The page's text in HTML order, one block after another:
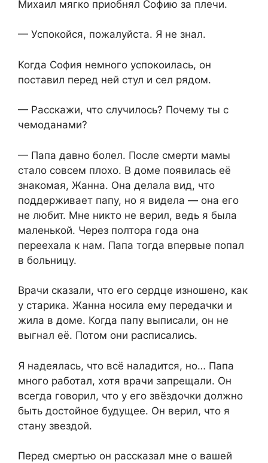
Михаил мягко приобнял Софию за плечи.
— Успокойся, пожалуйста. Я не знал.
Когда София немного успокоилась, он
поставил перед ней стул и сел рядом.
— Расскажи, что случилось? Почему ты с
чемоданами?
— Папа давно болел. После смерти мамы
стало совсем плохо. В доме появилась её
знакомая, Жанна. Она делала вид, что
поддерживает папу, но я видела — она его
не любит. Мне никто не верил, ведь я была
маленькой. Через полтора года она
переехала к нам. Папа тогда впервые попал
в больницу.
Врачи сказали, что его сердце изношено, как
у старика. Жанна носила ему передачки и
жила в доме. Когда папу выписали, он не
выгнал её. Потом они расписались.
Я надеялась, что всё наладится, но… Папа
много работал, хотя врачи запрещали. Он
всегда говорил, что у его звёздочки должно
быть достойное будущее. Он верил, что я
стану звездой.
Перед смертью он рассказал мне о вашей